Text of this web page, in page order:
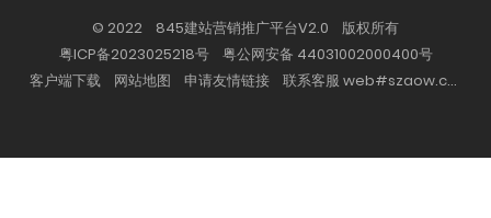
© 2022 845建站营销推广平台V2.0 版权所有
粤ICP备2023025218号
粤公网安备 44031002000400号
客户端下载
网站地图 申请友情链接 联系客服 web#szaow.com